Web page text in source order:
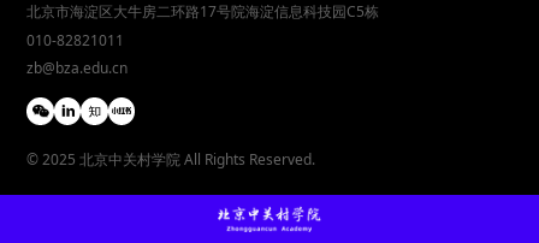
北京市海淀区大牛房二环路17号院海淀信息科技园C5栋
010-82821011
zb@bza.edu.cn
© 2025 北京中关村学院 All Rights Reserved.